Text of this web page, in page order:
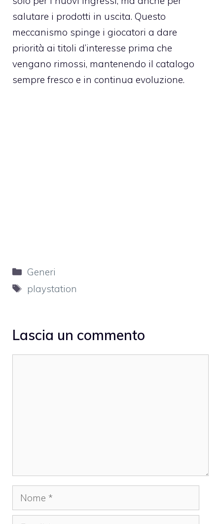
salutare i prodotti in uscita. Questo
meccanismo spinge i giocatori a dare
priorità ai titoli d’interesse prima che
vengano rimossi, mantenendo il catalogo
sempre fresco e in continua evoluzione.
Categorie
Generi
Tag
playstation
Lascia un commento
Nome